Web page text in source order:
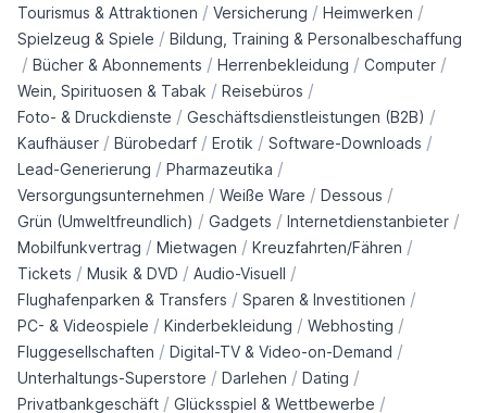
Tourismus & Attraktionen / Versicherung / Heimwerken /
Spielzeug & Spiele / Bildung, Training & Personalbeschaffung
/ Bücher & Abonnements / Herrenbekleidung / Computer /
Wein, Spirituosen & Tabak / Reisebüros /
Foto- & Druckdienste / Geschäftsdienstleistungen (B2B) /
Kaufhäuser / Bürobedarf / Erotik / Software-Downloads /
Lead-Generierung / Pharmazeutika /
Versorgungsunternehmen / Weiße Ware / Dessous /
Grün (Umweltfreundlich) / Gadgets / Internetdienstanbieter /
Mobilfunkvertrag / Mietwagen / Kreuzfahrten/Fähren /
Tickets / Musik & DVD / Audio-Visuell /
Flughafenparken & Transfers / Sparen & Investitionen /
PC- & Videospiele / Kinderbekleidung / Webhosting /
Fluggesellschaften / Digital-TV & Video-on-Demand /
Unterhaltungs-Superstore / Darlehen / Dating /
Privatbankgeschäft / Glücksspiel & Wettbewerbe /